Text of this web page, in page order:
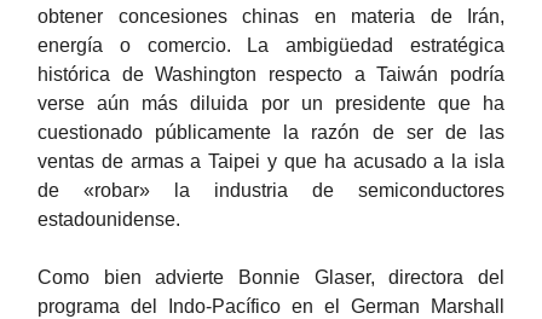
obtener concesiones chinas en materia de Irán,
energía o comercio. La ambigüedad estratégica
histórica de Washington respecto a Taiwán podría
verse aún más diluida por un presidente que ha
cuestionado públicamente la razón de ser de las
ventas de armas a Taipei y que ha acusado a la isla
de «robar» la industria de semiconductores
estadounidense.
Como bien advierte Bonnie Glaser, directora del
programa del Indo-Pacífico en el German Marshall